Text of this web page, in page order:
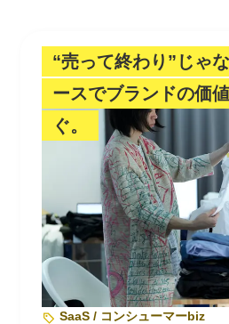
“売って終わり”じゃ
ースでブランドの価
ぐ。
SaaS / コンシューマーbiz